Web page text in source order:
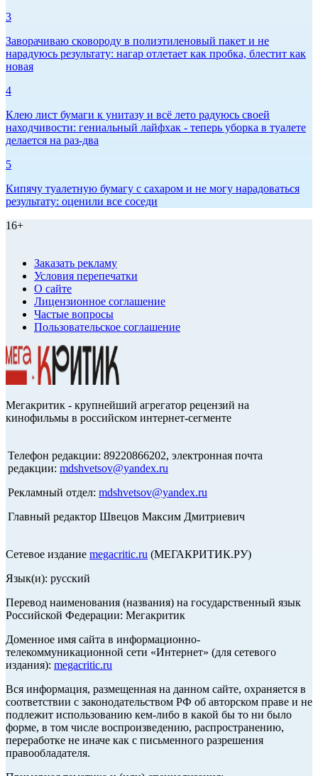
3
Заворачиваю сковороду в полиэтиленовый пакет и не
нарадуюсь результату: нагар отлетает как пробка, блестит как
новая
4
Клею лист бумаги к унитазу и всё лето радуюсь своей
находчивости: гениальный лайфхак - теперь уборка в туалете
делается на раз-два
5
Кипячу туалетную бумагу с сахаром и не могу нарадоваться
результату: оценили все соседи
16+
Заказать рекламу
Условия перепечатки
О сайте
Лицензионное соглашение
Частые вопросы
Пользовательское соглашение
Мегакритик - крупнейший агрегатор рецензий на
кинофильмы в российском интернет-сегменте
Телефон редакции: 89220866202, электронная почта
редакции: mdshvetsov@yandex.ru
Рекламный отдел: mdshvetsov@yandex.ru
Главный редактор Швецов Максим Дмитриевич
Сетевое издание megacritic.ru (МЕГАКРИТИК.РУ)
Язык(и): русский
Перевод наименования (названия) на государственный язык
Российской Федерации: Мегакритик
Доменное имя сайта в информационно-
телекоммуникационной сети «Интернет» (для сетевого
издания): megacritic.ru
Вся информация, размещенная на данном сайте, охраняется в
соответствии с законодательством РФ об авторском праве и не
подлежит использованию кем-либо в какой бы то ни было
форме, в том числе воспроизведению, распространению,
переработке не иначе как с письменного разрешения
правообладателя.